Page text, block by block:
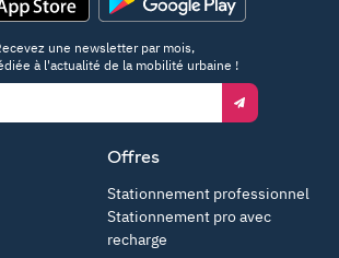
une newsletter par mois,
à l'actualité de la mobilité urbaine !
Offres
Stationnement professionnel
Stationnement pro avec
recharge